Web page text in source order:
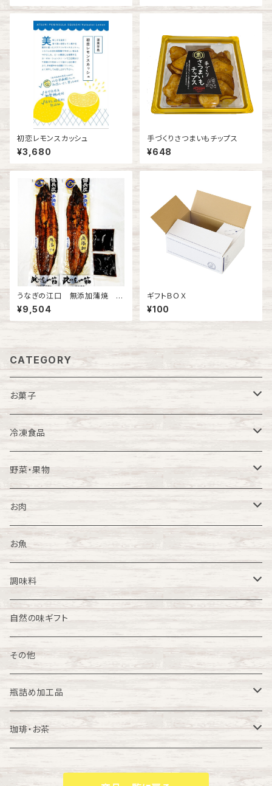
初恋レモンスカッシュ
¥3,680
手づくりさつまいもチップス
¥648
うなぎの江口 無添加蒲焼 2
本セット
¥9,504
ギフトＢＯＸ
¥100
CATEGORY
お菓子
一般菓子
スイーツ
焼き菓子
冷凍スイーツ
冷凍食品
福豚商品各種
ごはんにかけるだけシリーズ
和食惣菜
中華惣菜
餃子
小籠包
洋食惣菜
その他
野菜・果物
果物
野菜
農産加工品
花
ギフト
お肉
牛肉
豚肉
鶏肉
畜産加工品
お魚
調味料
カレーの素
自然の味ギフト
その他
瓶詰め加工品
はちみつ
珈琲・お茶
珈琲